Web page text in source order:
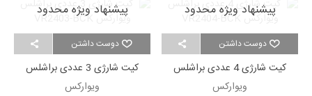
دوست داشتن
پیشنهاد ویژه محدود
کیت شارژی 4 عددی براشلس
ویوارکس VR2404-BCKویوارکس
دوست داشتن
پیشنهاد ویژه محدود
کیت شارژی 3 عددی براشلس
ویوارکس VR2403-BCKویوارکس